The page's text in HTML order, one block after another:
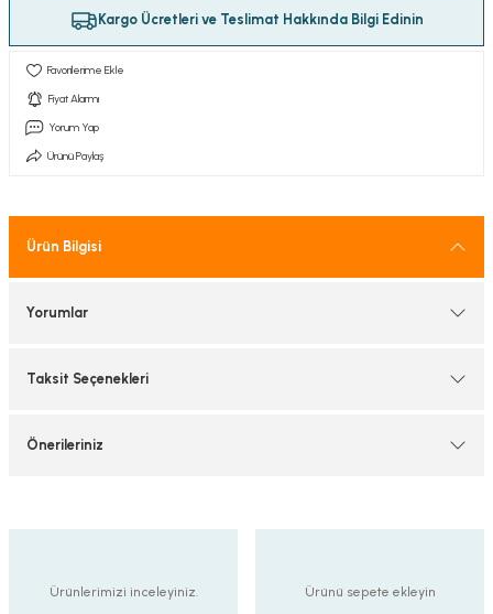
Armatürler
Armatür
Kargo Ücretleri ve Teslimat Hakkında Bilgi Edinin
Fiyat Alarmı
Yorum Yap
Ürünü Paylaş
Ürün Bilgisi
Yorumlar
Taksit Seçenekleri
Önerileriniz
Ürünlerimizi inceleyiniz. Ürünü sepete ekleyin